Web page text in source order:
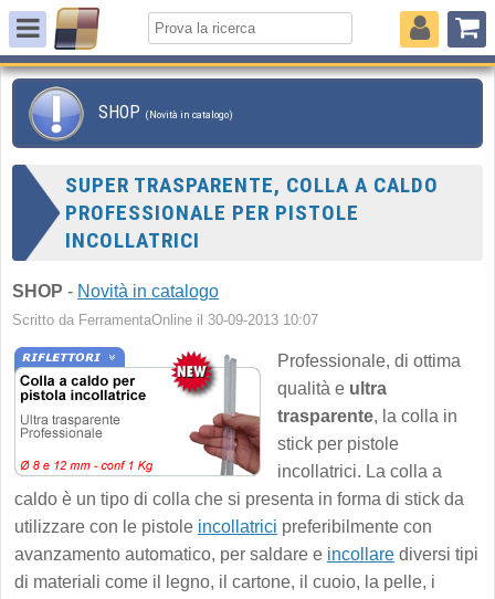
SHOP (Novità in catalogo)
SUPER TRASPARENTE, COLLA A CALDO
PROFESSIONALE PER PISTOLE
INCOLLATRICI
SHOP - Novità in catalogo
Scritto da FerramentaOnline il 30-09-2013 10:07
Professionale, di ottima
qualità e ultra
trasparente, la colla in
stick per pistole
incollatrici. La colla a
caldo è un tipo di colla che si presenta in forma di stick da
utilizzare con le pistole incollatrici preferibilmente con
avanzamento automatico, per saldare e incollare diversi tipi
di materiali come il legno, il cartone, il cuoio, la pelle, i